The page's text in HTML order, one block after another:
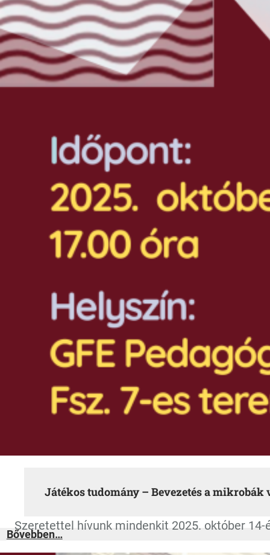
Játékos tudomány – Bevezetés a mikrobák
Szeretettel hívunk mindenkit 2025. október
Bővebben…:Játékos
tudomány
Bevezetés